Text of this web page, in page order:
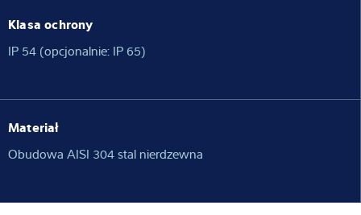
Klasa ochrony
IP 54 (opcjonalnie: IP 65)
Materiał
Obudowa AISI 304 stal nierdzewna